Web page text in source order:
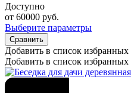
Доступно
от 60000 руб.
Выберите параметры
Сравнить
Добавить в список избранных
Добавить в список избранных